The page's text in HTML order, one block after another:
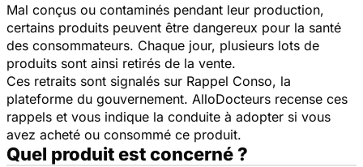
Mal conçus ou contaminés pendant leur production,
certains produits peuvent être dangereux pour la santé
des consommateurs. Chaque jour, plusieurs lots de
produits sont ainsi retirés de la vente.
Ces retraits sont signalés sur Rappel Conso, la
plateforme du gouvernement. AlloDocteurs recense ces
rappels et vous indique la conduite à adopter si vous
avez acheté ou consommé ce produit.
Quel produit est concerné ?